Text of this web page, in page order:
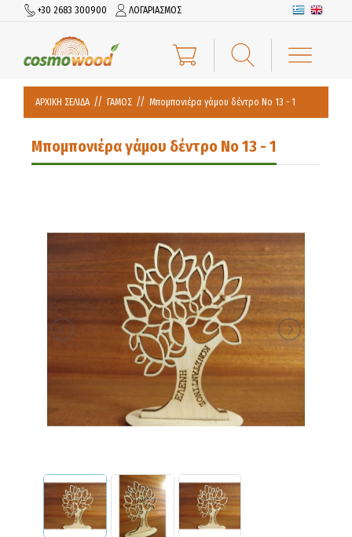
+30 2683 300900 ΛΟΓΑΡΙΑΣΜΟΣ
ΑΡΧΙΚΗ ΣΕΛΙΔΑ ΓΑΜΟΣ Μπομπονιέρα γάμου δέντρο Νο 13 - 1
Μπομπονιέρα γάμου δέντρο Νο 13 - 1